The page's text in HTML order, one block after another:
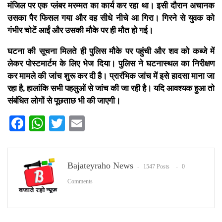
मंजिल पर एक प्लंबर मरम्मत का कार्य कर रहा था। इसी दौरान अचानक
उसका पैर फिसल गया और वह सीधे नीचे आ गिरा। गिरने से युवक को
गंभीर चोटें आईं और उसकी मौके पर ही मौत हो गई।
घटना की सूचना मिलते ही पुलिस मौके पर पहुंची और शव को कब्जे में
लेकर पोस्टमार्टम के लिए भेज दिया। पुलिस ने घटनास्थल का निरीक्षण
कर मामले की जांच शुरू कर दी है। प्रारंभिक जांच में इसे हादसा माना जा
रहा है, हालांकि सभी पहलुओं से जांच की जा रही है। यदि आवश्यक हुआ तो
संबंधित लोगों से पूछताछ भी की जाएगी।
Facebook
WhatsApp
Twitter
Bajateyraho News 1547 Posts 0
Comments